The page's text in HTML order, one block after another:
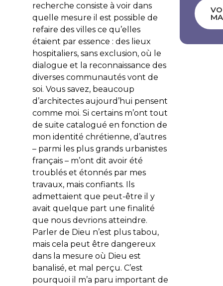
recherche consiste à voir dans
quelle mesure il est possible de
refaire des villes ce qu’elles
étaient par essence : des lieux
hospitaliers, sans exclusion, où le
dialogue et la reconnaissance des
diverses communautés vont de
soi. Vous savez, beaucoup
d’architectes aujourd’hui pensent
comme moi. Si certains m’ont tout
de suite catalogué en fonction de
mon identité chrétienne, d’autres
– parmi les plus grands urbanistes
français – m’ont dit avoir été
troublés et étonnés par mes
travaux, mais confiants. Ils
admettaient que peut-être il y
avait quelque part une finalité
que nous devrions atteindre.
Parler de Dieu n’est plus tabou,
mais cela peut être dangereux
dans la mesure où Dieu est
banalisé, et mal perçu. C’est
pourquoi il m’a paru important de